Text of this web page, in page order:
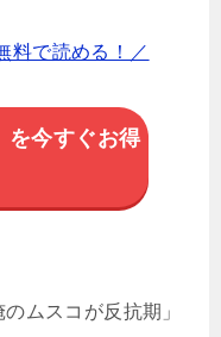
料で読める！／
を今すぐお得
ムスコが反抗期」